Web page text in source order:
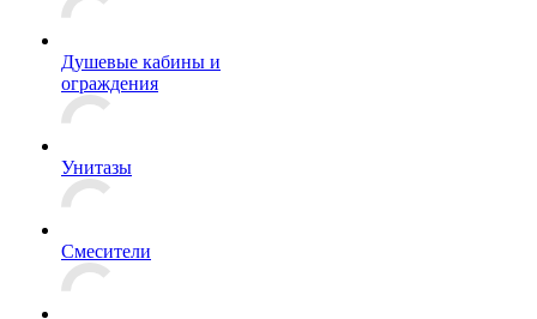
Душевые кабины и
ограждения
Унитазы
Смесители